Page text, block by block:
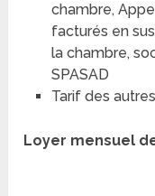
chambre,
facturés en
la chambre,
SPASAD
Tarif des
Loyer mensuel